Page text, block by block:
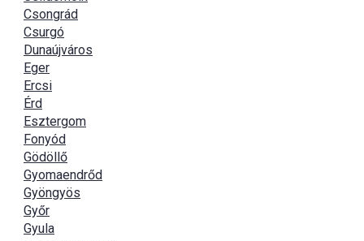
Csongrád
Csurgó
Dunaújváros
Eger
Ercsi
Érd
Esztergom
Fonyód
Gödöllő
Gyomaendrőd
Gyöngyös
Győr
Gyula